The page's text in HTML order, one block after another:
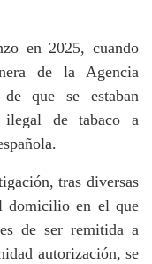
en 2025, cuando
de la Agencia
que se estaban
ilegal de tabaco a
tras diversas
domicilio en el que
de ser remitida a
autorización, se